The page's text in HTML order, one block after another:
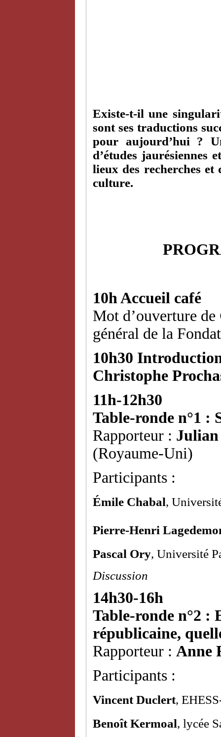
Existe-t-il une
sont ses traductions
pour aujourd’hui ?
d’études jaurésiennes
lieux des recherches
culture.
10h Accueil café
Mot d’ouverture de
général de la
10h30
Christophe
11h-12h30
Table-ronde n°1 :
Rapporteur :
(Royaume-Uni)
Participants :
Émile Chabal,
Pierre-Henri
Pascal Ory, Université
Discussion
14h30-16h
Table-ronde n°2
républicaine,
Rapporteur : Anne
Participants :
Vincent Duclert,
Benoît Kermoal, lycée